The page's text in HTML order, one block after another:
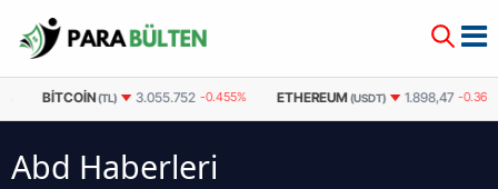
BITCOIN(TL) 3.055.752 -0.455% ETHEREUM(USDT) 1.898,47 -0.363%
Abd Haberleri